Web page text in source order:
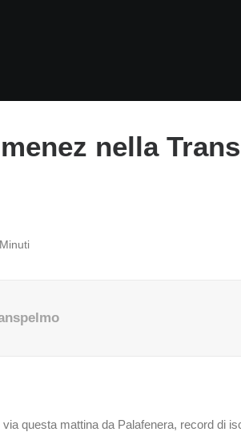
nella
questa mattina da Palafenera, record di